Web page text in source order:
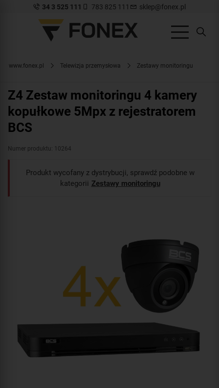
34 3 525 111 783 825 111 sklep@fonex.pl
www.fonex.pl Telewizja przemysłowa Zestawy monitoringu
Z4 Zestaw monitoringu 4 kamery
kopułkowe 5Mpx z rejestratorem
BCS
Numer produktu: 10264
Produkt wycofany z dystrybucji, sprawdź podobne w
kategorii Zestawy monitoringu